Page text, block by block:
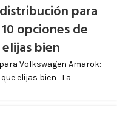
para
opciones de
bien
Volkswagen Amarok:
elijas bien La